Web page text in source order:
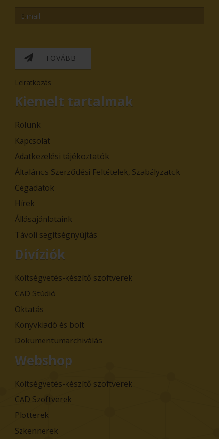
TOVÁBB
Leiratkozás
Kiemelt tartalmak
Rólunk
Kapcsolat
Adatkezelési tájékoztatók
Általános Szerződési Feltételek, Szabályzatok
Cégadatok
Hírek
Állásajánlataink
Távoli segítségnyújtás
Divíziók
Költségvetés-készítő szoftverek
CAD Stúdió
Oktatás
Könyvkiadó és bolt
Dokumentumarchiválás
Webshop
Költségvetés-készítő szoftverek
CAD Szoftverek
Plotterek
Szkennerek